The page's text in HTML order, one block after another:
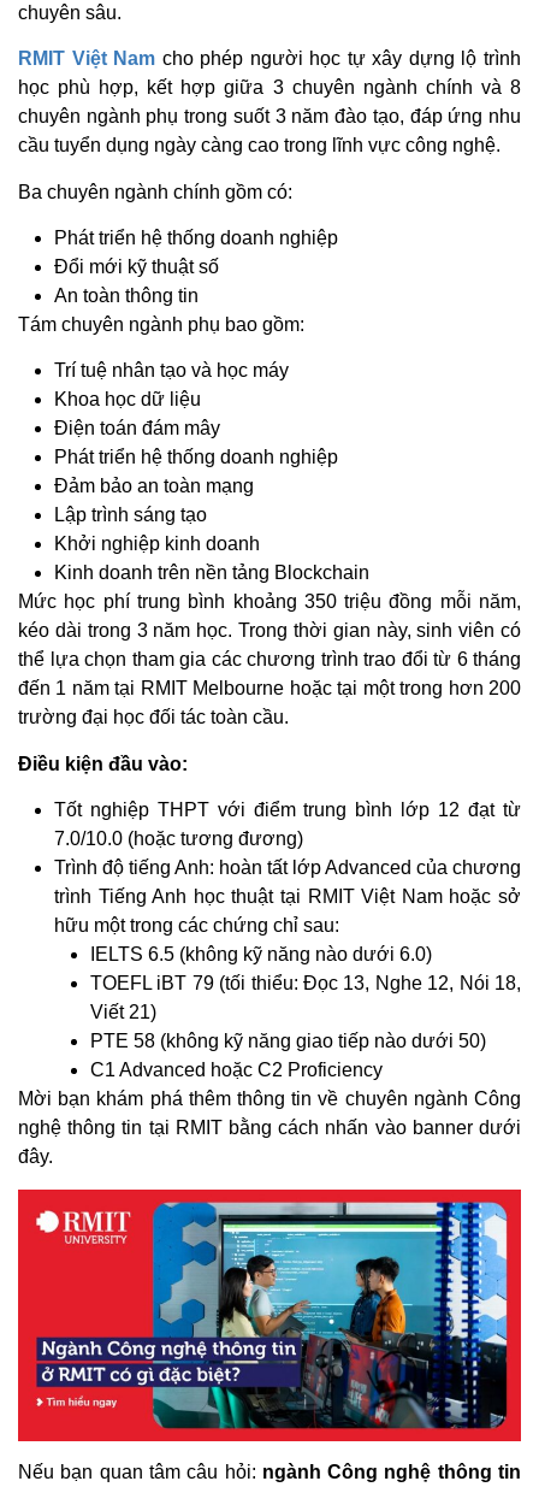
chuyên sâu.
RMIT Việt Nam cho phép người học tự xây dựng lộ trình
học phù hợp, kết hợp giữa 3 chuyên ngành chính và 8
chuyên ngành phụ trong suốt 3 năm đào tạo, đáp ứng nhu
cầu tuyển dụng ngày càng cao trong lĩnh vực công nghệ.
Ba chuyên ngành chính gồm có:
Phát triển hệ thống doanh nghiệp
Đổi mới kỹ thuật số
An toàn thông tin
Tám chuyên ngành phụ bao gồm:
Trí tuệ nhân tạo và học máy
Khoa học dữ liệu
Điện toán đám mây
Phát triển hệ thống doanh nghiệp
Đảm bảo an toàn mạng
Lập trình sáng tạo
Khởi nghiệp kinh doanh
Kinh doanh trên nền tảng Blockchain
Mức học phí trung bình khoảng 350 triệu đồng mỗi năm,
kéo dài trong 3 năm học. Trong thời gian này, sinh viên có
thể lựa chọn tham gia các chương trình trao đổi từ 6 tháng
đến 1 năm tại RMIT Melbourne hoặc tại một trong hơn 200
trường đại học đối tác toàn cầu.
Điều kiện đầu vào:
Tốt nghiệp THPT với điểm trung bình lớp 12 đạt từ
7.0/10.0 (hoặc tương đương)
Trình độ tiếng Anh: hoàn tất lớp Advanced của chương
trình Tiếng Anh học thuật tại RMIT Việt Nam hoặc sở
hữu một trong các chứng chỉ sau:
IELTS 6.5 (không kỹ năng nào dưới 6.0)
TOEFL iBT 79 (tối thiểu: Đọc 13, Nghe 12, Nói 18,
Viết 21)
PTE 58 (không kỹ năng giao tiếp nào dưới 50)
C1 Advanced hoặc C2 Proficiency
Mời bạn khám phá thêm thông tin về chuyên ngành Công
nghệ thông tin tại RMIT bằng cách nhấn vào banner dưới
đây.
Nếu bạn quan tâm câu hỏi: ngành Công nghệ thông tin